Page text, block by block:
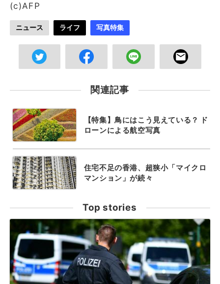
(c)AFP
ニュース ライフ 写真特集
関連記事
【特集】鳥にはこう見えている？ ド
ローンによる航空写真
住宅不足の香港、超狭小「マイクロ
マンション」が続々
Top stories